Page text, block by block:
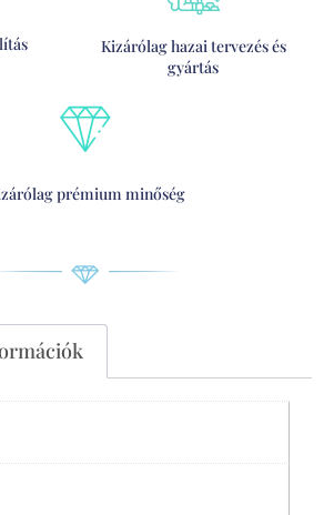
Kizárólag hazai tervezés és
gyártás
prémium minőség